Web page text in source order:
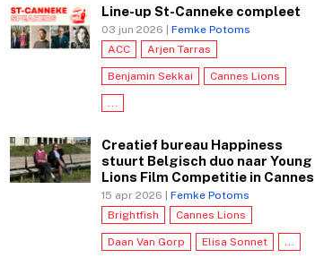
Line-up St-Canneke compleet
03 jun 2026 | Femke Potoms
ACC
Arjen Tarras
Benjamin Sekkai Cannes Lions
...
Creatief bureau Happiness
stuurt Belgisch duo naar Young
Lions Film Competitie in Cannes
15 apr 2026 | Femke Potoms
Brightfish
Cannes Lions
Daan Van Gorp Elisa Sonnet ...